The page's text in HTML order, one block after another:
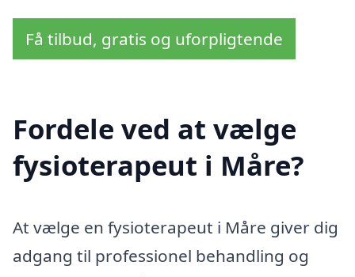
Få tilbud, gratis og uforpligtende
Fordele ved at vælge
fysioterapeut i Måre?
At vælge en fysioterapeut i Måre giver dig
adgang til professionel behandling og